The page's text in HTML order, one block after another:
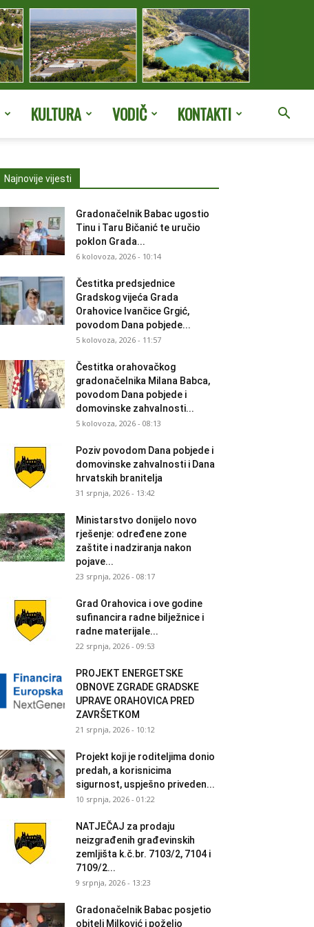
KULTURA VODIČ KONTAKTI
Najnovije vijesti
Gradonačelnik Babac ugostio
Tinu i Taru Bičanić te uručio
poklon Grada...
6 kolovoza, 2026 - 10:14
Čestitka predsjednice
Gradskog vijeća Grada
Orahovice Ivančice Grgić,
povodom Dana pobjede...
5 kolovoza, 2026 - 11:57
Čestitka orahovačkog
gradonačelnika Milana Babca,
povodom Dana pobjede i
domovinske zahvalnosti...
5 kolovoza, 2026 - 08:13
Poziv povodom Dana pobjede i
domovinske zahvalnosti i Dana
hrvatskih branitelja
31 srpnja, 2026 - 13:42
Ministarstvo donijelo novo
rješenje: određene zone
zaštite i nadziranja nakon
pojave...
23 srpnja, 2026 - 08:17
Grad Orahovica i ove godine
sufinancira radne bilježnice i
radne materijale...
22 srpnja, 2026 - 09:53
PROJEKT ENERGETSKE
OBNOVE ZGRADE GRADSKE
UPRAVE ORAHOVICA PRED
ZAVRŠETKOM
21 srpnja, 2026 - 10:12
Projekt koji je roditeljima donio
predah, a korisnicima
sigurnost, uspješno priveden...
10 srpnja, 2026 - 01:22
NATJEČAJ za prodaju
neizgrađenih građevinskih
zemljišta k.č.br. 7103/2, 7104 i
7109/2...
9 srpnja, 2026 - 13:23
Gradonačelnik Babac posjetio
obitelj Milković i poželio